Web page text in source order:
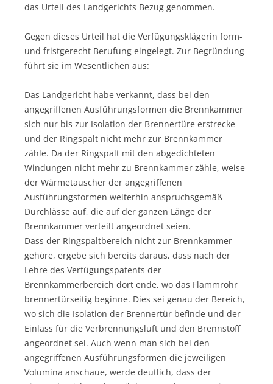
das Urteil des Landgerichts Bezug genommen.
Gegen dieses Urteil hat die Verfügungsklägerin form-
und fristgerecht Berufung eingelegt. Zur Begründung
führt sie im Wesentlichen aus:
Das Landgericht habe verkannt, dass bei den
angegriffenen Ausführungsformen die Brennkammer
sich nur bis zur Isolation der Brennertüre erstrecke
und der Ringspalt nicht mehr zur Brennkammer
zähle. Da der Ringspalt mit den abgedichteten
Windungen nicht mehr zu Brennkammer zähle, weise
der Wärmetauscher der angegriffenen
Ausführungsformen weiterhin anspruchsgemäß
Durchlässe auf, die auf der ganzen Länge der
Brennkammer verteilt angeordnet seien.
Dass der Ringspaltbereich nicht zur Brennkammer
gehöre, ergebe sich bereits daraus, dass nach der
Lehre des Verfügungspatents der
Brennkammerbereich dort ende, wo das Flammrohr
brennertürseitig beginne. Dies sei genau der Bereich,
wo sich die Isolation der Brennertür befinde und der
Einlass für die Verbrennungsluft und den Brennstoff
angeordnet sei. Auch wenn man sich bei den
angegriffenen Ausführungsformen die jeweiligen
Volumina anschaue, werde deutlich, dass der